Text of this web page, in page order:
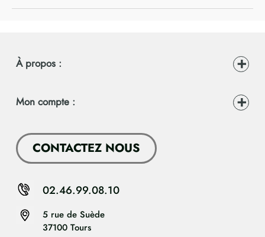
À propos :
Mon compte :
CONTACTEZ NOUS
5 rue de Suède
37100 Tours
02.46.99.08.10